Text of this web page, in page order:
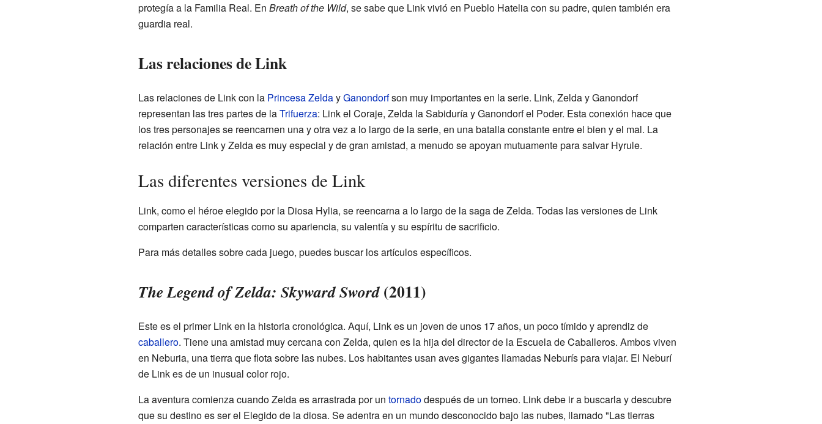
protegía a la Familia Real. En Breath of the Wild, se sabe que Link vivió en Pueblo Hatelia con su padre, quien también era
guardia real.
Las relaciones de Link
Las relaciones de Link con la Princesa ZeldayGanondorfson muy importantes en la serie. Link, Zelda y Ganondorf
representan las tres partes de laTrifuerza: Link el Coraje, Zelda la Sabiduría y Ganondorf el Poder. Esta conexión hace que
los tres personajes se reencarnen una y otra vez a lo largo de la serie, en una batalla constante entre el bien y el mal. La
relación entre Link y Zelda es muy especial y de gran amistad, a menudo se apoyan mutuamente para salvar Hyrule.
Las diferentes versiones de Link
Link, como el héroe elegido por la Diosa Hylia, se reencarna a lo largo de la saga de Zelda. Todas las versiones de Link
comparten características como su apariencia, su valentía y su espíritu de sacrificio.
Para más detalles sobre cada juego, puedes buscar los artículos específicos.
The Legend of Zelda: Skyward Sword(2011)
Este es el primer Link en la historia cronológica. Aquí, Link es un joven de unos 17 años, un poco tímido y aprendiz de
caballero. Tiene una amistad muy cercana con Zelda, quien es la hija del director de la Escuela de Caballeros. Ambos viven
en Neburia, una tierra que flota sobre las nubes. Los habitantes usan aves gigantes llamadas Neburís para viajar. El Neburí
de Link es de un inusual color rojo.
La aventura comienza cuando Zelda es arrastrada por un tornadodespués de un torneo. Link debe ir a buscarla y descubre
que su destino es ser el Elegido de la diosa. Se adentra en un mundo desconocido bajo las nubes, llamado "Las tierras